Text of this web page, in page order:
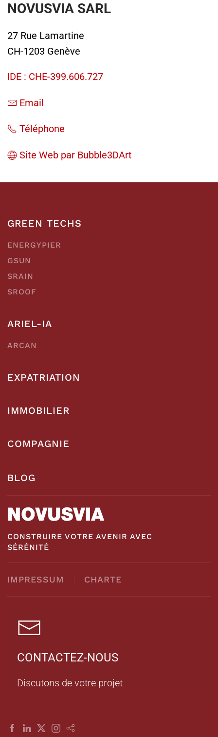
NOVUSVIA SARL
27 Rue Lamartine
CH-1203 Genève
IDE : CHE-399.606.727
Email
Téléphone
Site Web par Bubble3DArt
GREEN TECHS
ENERGYPIER
GSUN
SRAIN
SROOF
ARIEL-IA
ARCAN
EXPATRIATION
IMMOBILIER
COMPAGNIE
BLOG
CONSTRUIRE VOTRE AVENIR AVEC
SÉRÉNITÉ
IMPRESSUM CHARTE
CONTACTEZ-NOUS
Discutons de votre projet